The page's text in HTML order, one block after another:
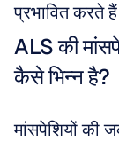
प्रभावित करते
ALS की
कैसे भिन्न है?
मांसपेशियों